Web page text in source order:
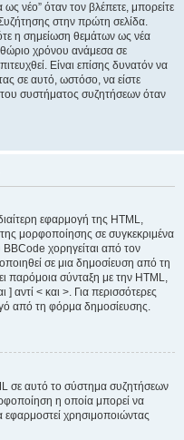
νέο” όταν τον βλέπετε, μπορείτε
στην πρώτη σελίδα.
η σημείωση θεμάτων ως νέα
χρόνου ανάμεσα σε
Είναι επίσης δυνατόν να
σε αυτό, ωστόσο, να είστε
συστήματος συζητήσεων όταν
εφαρμογή της HTML,
μορφοποίησης σε συγκεκριμένα
BBCode χορηγείται από τον
σε μια δημοσίευση από τη
παρόμοια σύνταξη με την HTML,
] αντί < και >. Για περισσότερες
από τη φόρμα δημοσίευσης.
σε αυτό το σύστημα συζητήσεων
η οποία μπορεί να
εφαρμοστεί χρησιμοποιώντας